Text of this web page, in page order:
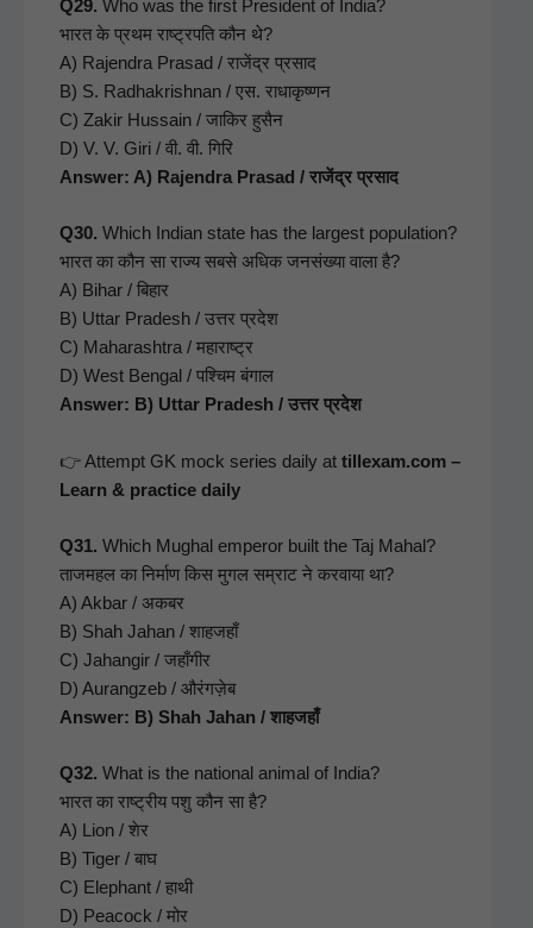
Q29. Who was the first Pres­i­dent of India?
भारत के प्रथम राष्ट्रपति कौन थे?
A) Rajen­dra Prasad / राजेंद्र प्रसाद
B) S. Rad­hakr­ish­nan / एस. राधाकृष्णन
C) Zakir Hus­sain / जाकिर हुसैन
D) V. V. Giri / वी. वी. गिरि
Answer: A) Rajen­dra Prasad / राजेंद्र प्रसाद
Q30. Which Indi­an state has the largest pop­u­la­tion?
भारत का कौन सा राज्य सबसे अधिक जनसंख्या वाला है?
A) Bihar / बिहार
B) Uttar Pradesh / उत्तर प्रदेश
C) Maha­rash­tra / महाराष्ट्र
D) West Ben­gal / पश्चिम बंगाल
Answer: B) Uttar Pradesh / उत्तर प्रदेश
👉 Attempt GK mock series dai­ly at tillexam.com –
Learn & prac­tice daily
Q31. Which Mughal emper­or built the Taj Mahal?
ताजमहल का निर्माण किस मुगल सम्राट ने करवाया था?
A) Akbar / अकबर
B) Shah Jahan / शाहजहाँ
C) Jahangir / जहाँगीर
D) Aurangzeb / औरंगज़ेब
Answer: B) Shah Jahan / शाहजहाँ
Q32. What is the nation­al ani­mal of India?
भारत का राष्ट्रीय पशु कौन सा है?
A) Lion / शेर
B) Tiger / बाघ
C) Ele­phant / हाथी
D) Pea­cock / मोर